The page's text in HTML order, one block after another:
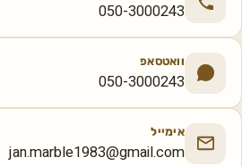
050-3000243
וואטסאפ
050-3000243
אימייל
jan.marble1983@gmail.com